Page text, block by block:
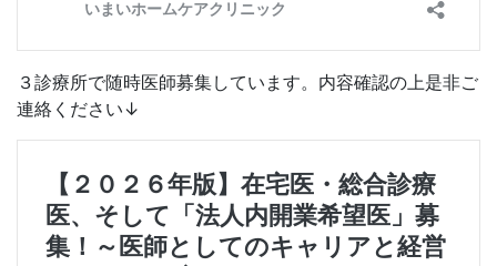
３診療所で随時医師募集しています。内容確認の上是非ご
連絡ください↓